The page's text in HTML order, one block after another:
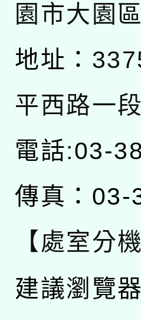
園市大園
地址：
平西路一
電話:03-
傳真：03-
【處室分
建議瀏覽